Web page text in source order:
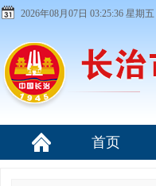
2026年08月07日 03:25:37 星期五
首页